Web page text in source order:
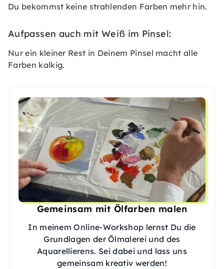
Du bekommst keine strahlenden Farben mehr hin.
Aufpassen auch mit Weiß im Pinsel:
Nur ein kleiner Rest in Deinem Pinsel macht alle
Farben kalkig.
Gemeinsam mit Ölfarben malen
In meinem Online-Workshop lernst Du die
Grundlagen der Ölmalerei und des
Aquarellierens. Sei dabei und lass uns
gemeinsam kreativ werden!